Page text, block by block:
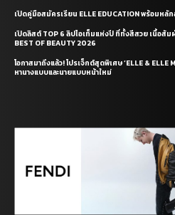
เปิดคู่มือสมัครเรียน ELLE EDUCATION พร้อมห
เปิดลิสต์ TOP 6 ลิปไอเท็มแห่งปี ที่ทั้งสีสวย เนื้อสัม
BEST OF BEAUTY 2026
โอกาสมาถึงแล้ว! โปรเจ็กต์สุดพิเศษ ‘ELLE & ELLE
หานางแบบและนายแบบหน้าใหม่